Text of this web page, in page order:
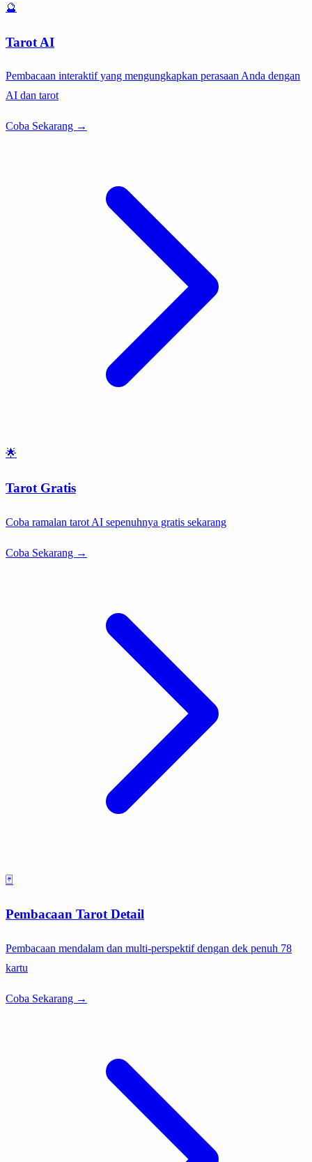
🔮
Tarot AI
Pembacaan interaktif yang mengungkapkan perasaan Anda dengan
AI dan tarot
Coba Sekarang →
🌟
Tarot Gratis
Coba ramalan tarot AI sepenuhnya gratis sekarang
Coba Sekarang →
🃏
Pembacaan Tarot Detail
Pembacaan mendalam dan multi-perspektif dengan dek penuh 78
kartu
Coba Sekarang →